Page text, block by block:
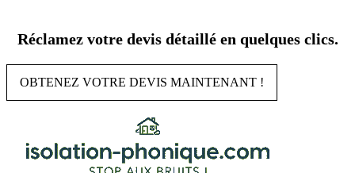
contenu
Réclamez votre devis détaillé en quelques clics.
OBTENEZ VOTRE DEVIS MAINTENANT !